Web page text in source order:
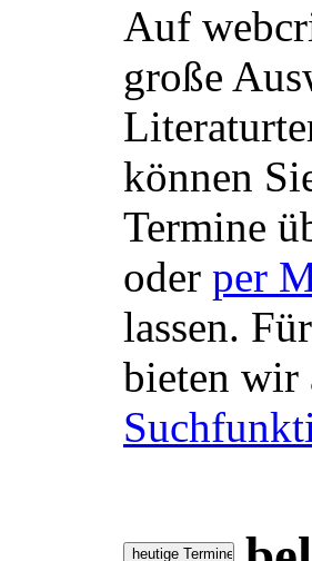
Auf
große
können
Termine
oder per
lassen.
bieten wir